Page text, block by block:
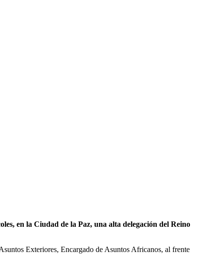
en la Ciudad de la Paz, una alta delegación del Reino
Exteriores, Encargado de Asuntos Africanos, al frente